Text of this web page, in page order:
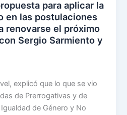
para aplicar la
en las postulaciones
renovarse el próximo
Sergio Sarmiento y
explicó que lo que se vio
de Prerrogativas y de
de Género y No